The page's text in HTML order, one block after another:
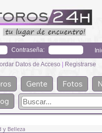
Contraseña:
Datos de Acceso | Registrarse
Gente Fotos
y Belleza